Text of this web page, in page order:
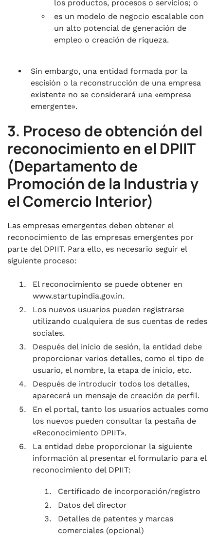
los productos, procesos o servicios; o
es un modelo de negocio escalable con
un alto potencial de generación de
empleo o creación de riqueza.
Sin embargo, una entidad formada por la
escisión o la reconstrucción de una empresa
existente no se considerará una «empresa
emergente».
3. Proceso de obtención del
reconocimiento en el DPIIT
(Departamento de
Promoción de la Industria y
el Comercio Interior)
Las empresas emergentes deben obtener el
reconocimiento de las empresas emergentes por
parte del DPIIT. Para ello, es necesario seguir el
siguiente proceso:
El reconocimiento se puede obtener en
www.startupindia.gov.in.
Los nuevos usuarios pueden registrarse
utilizando cualquiera de sus cuentas de redes
sociales.
Después del inicio de sesión, la entidad debe
proporcionar varios detalles, como el tipo de
usuario, el nombre, la etapa de inicio, etc.
Después de introducir todos los detalles,
aparecerá un mensaje de creación de perfil.
En el portal, tanto los usuarios actuales como
los nuevos pueden consultar la pestaña de
«Reconocimiento DPIIT».
La entidad debe proporcionar la siguiente
información al presentar el formulario para el
reconocimiento del DPIIT:
Certificado de incorporación/registro
Datos del director
Detalles de patentes y marcas
comerciales (opcional)